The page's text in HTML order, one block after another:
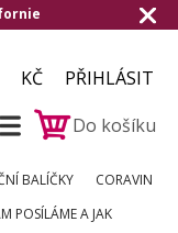
Doručení
KČ
PŘIHLÁSIT
Do košíku
BALÍČKY
CORAVIN
POSÍLÁME A JAK